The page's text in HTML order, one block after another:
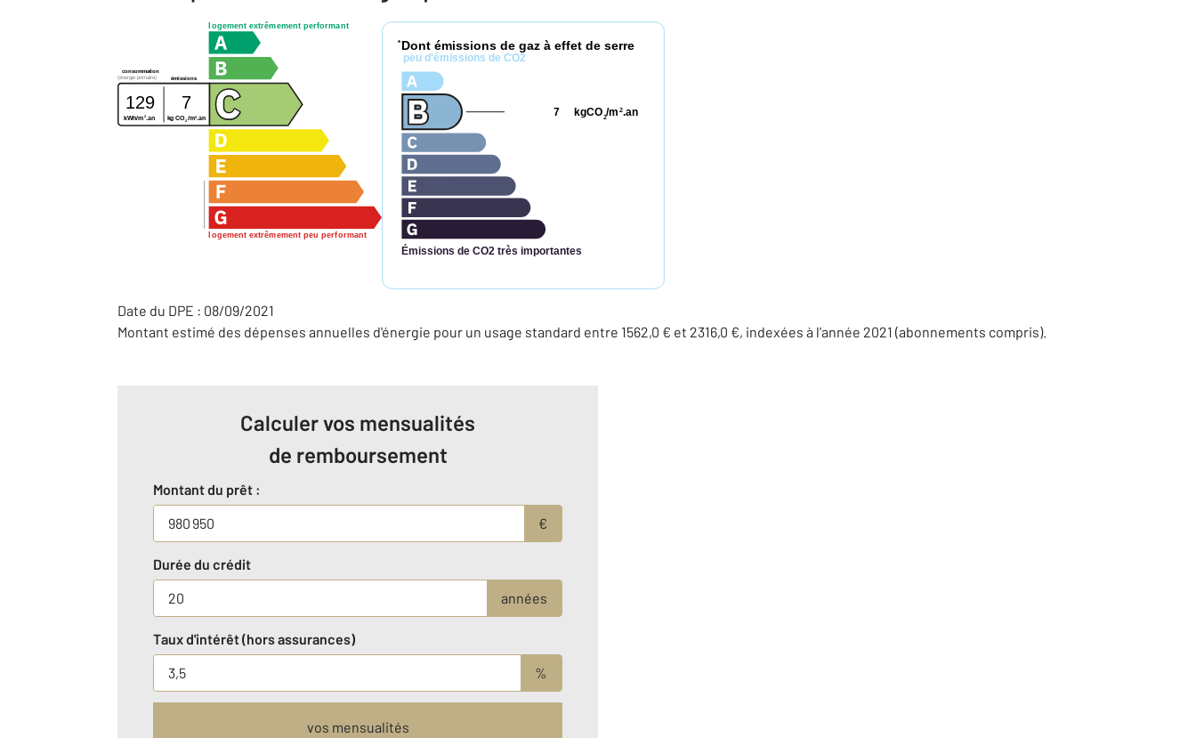
logement extrêmement performant
logement extrêmement peu performant
consommation
émissions
(énergie primaire)
129 7
kWh/m 2 .an kg CO2/m2 .an
* Dont émissions de gaz à effet de serre
peu d'émissions de CO2
Émissions de CO2 très importantes
kgCO2/m 2.an
7
Date du DPE : 08/09/2021
Montant estimé des dépenses annuelles d'énergie pour un usage standard entre 1562,0 € et 2316,0 €, indexées à l'année 2021 (abonnements compris).
Calculer vos mensualités
de remboursement
Montant du prêt :
€
Durée du crédit
années
Taux d'intérêt (hors assurances)
%
vos mensualités